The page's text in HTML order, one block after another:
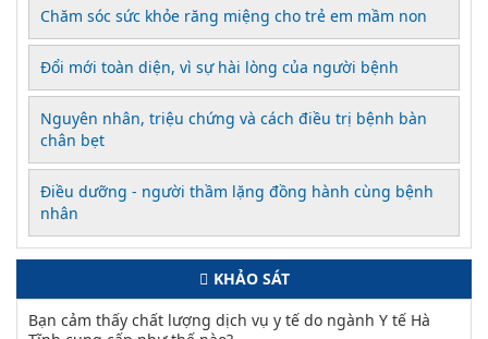
Chăm sóc sức khỏe răng miệng cho trẻ em mầm non
Đổi mới toàn diện, vì sự hài lòng của người bệnh
Nguyên nhân, triệu chứng và cách điều trị bệnh bàn
chân bẹt
Điều dưỡng - người thầm lặng đồng hành cùng bệnh
nhân
KHẢO SÁT
Bạn cảm thấy chất lượng dịch vụ y tế do ngành Y tế Hà